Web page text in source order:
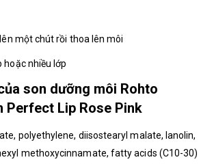
một chút rồi thoa lên môi
hoặc nhiều lớp
son dưỡng môi Rohto
Perfect Lip Rose Pink
polyethylene, diisostearyl malate, lanolin,
methoxycinnamate, fatty acids (C10-30)